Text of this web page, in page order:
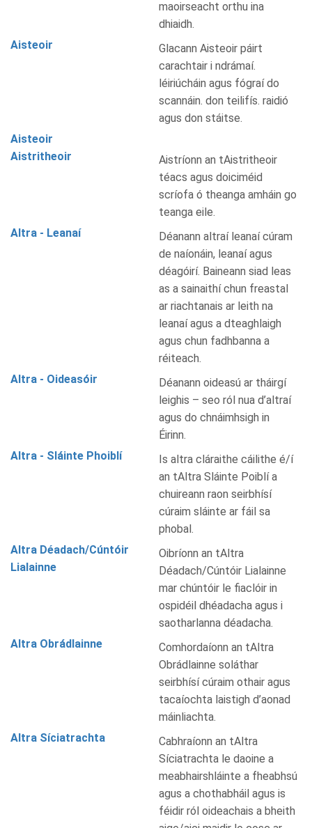
maoirseacht orthu ina
dhiaidh.
Aisteoir
Glacann Aisteoir páirt
carachtair i ndrámaí.
léiriúcháin agus fógraí do
scannáin. don teilifís. raidió
agus don stáitse.
Aisteoir
Aistritheoir
Aistríonn an tAistritheoir
téacs agus doiciméid
scríofa ó theanga amháin go
teanga eile.
Altra - Leanaí
Déanann altraí leanaí cúram
de naíonáin, leanaí agus
déagóirí. Baineann siad leas
as a sainaithí chun freastal
ar riachtanais ar leith na
leanaí agus a dteaghlaigh
agus chun fadhbanna a
réiteach.
Altra - Oideasóir
Déanann oideasú ar tháirgí
leighis – seo ról nua d’altraí
agus do chnáimhsigh in
Éirinn.
Altra - Sláinte Phoiblí
Is altra cláraithe cáilithe é/í
an tAltra Sláinte Poiblí a
chuireann raon seirbhísí
cúraim sláinte ar fáil sa
phobal.
Altra Déadach/Cúntóir
Lialainne
Oibríonn an tAltra
Déadach/Cúntóir Lialainne
mar chúntóir le fiaclóir in
ospidéil dhéadacha agus i
saotharlanna déadacha.
Altra Obrádlainne
Comhordaíonn an tAltra
Obrádlainne soláthar
seirbhísí cúraim othair agus
tacaíochta laistigh d’aonad
máinliachta.
Altra Síciatrachta
Cabhraíonn an tAltra
Síciatrachta le daoine a
meabhairshláinte a fheabhsú
agus a chothabháil agus is
féidir ról oideachais a bheith